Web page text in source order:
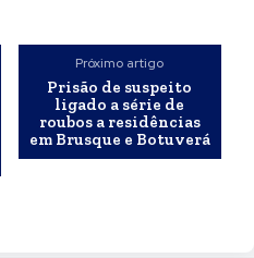
Próximo artigo
Prisão de suspeito
ligado a série de
roubos a residências
em Brusque e Botuverá